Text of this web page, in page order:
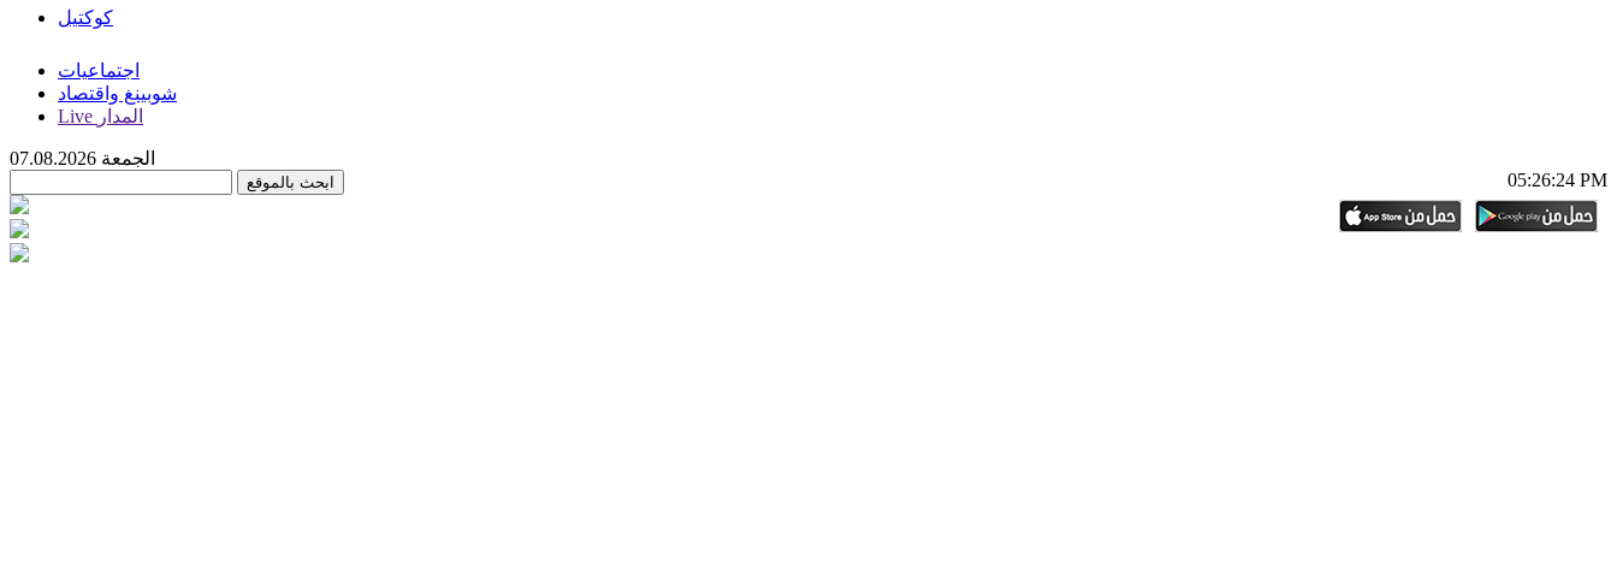
كوكتيل
اجتماعيات
شوبينغ واقتصاد
Live المدار
05:26:25 PM